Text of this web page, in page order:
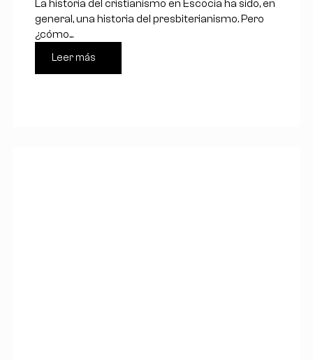
La historia del cristianismo en Escocia ha sido, en
general, una historia del presbiterianismo. Pero
¿cómo...
Leer más